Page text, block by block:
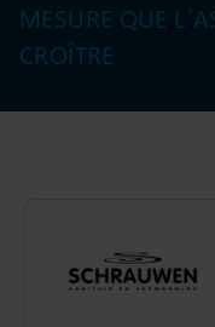
MESURE QUE
CROÎTRE